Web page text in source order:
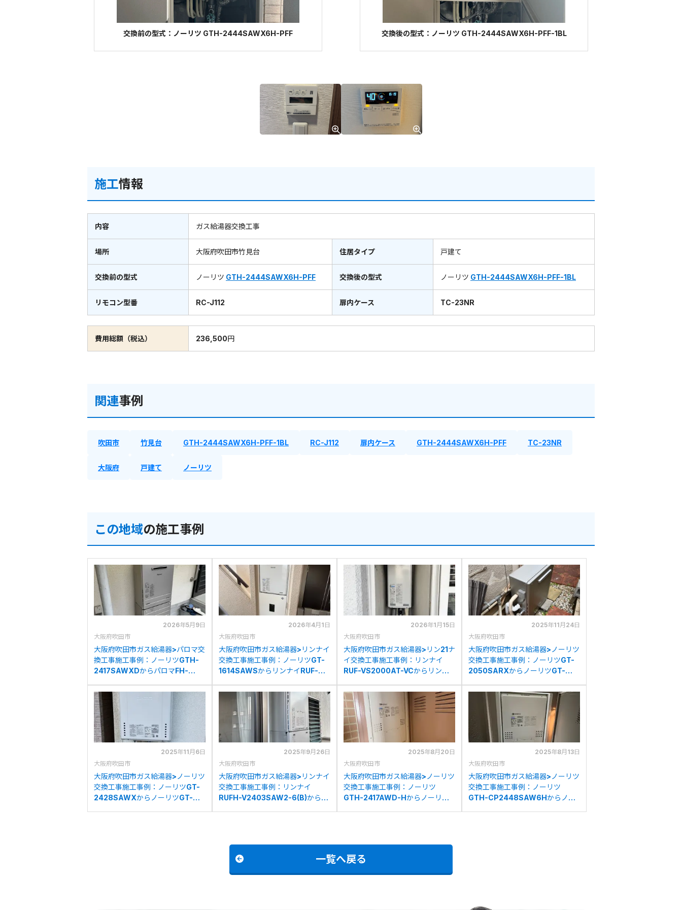
交換前の型式：ノーリツ GTH-2444SAWX6H-PFF 交換後の型式：ノーリツ GTH-2444SAWX6H-PFF-1BL
施工情報
内容 ガス給湯器交換工事
場所 大阪府吹田市竹見台 住居タイプ 戸建て
交換前の型式 ノーリツ GTH-2444SAWX6H-PFF 交換後の型式 ノーリツ GTH-2444SAWX6H-PFF-1BL
リモコン型番 RC-J112 扉内ケース TC-23NR
費用総額（税込） 236,500円
関連事例
吹田市 竹見台 GTH-2444SAWX6H-PFF-1BL RC-J112 扉内ケース GTH-2444SAWX6H-PFF TC-23NR
大阪府 戸建て ノーリツ
この地域の施工事例
2026年5月9日
大阪府吹田市
大阪府吹田市ガス給湯器>パロマ交
換工事施工事例：ノーリツGTH-
2417SAWXDからパロマFH-
2026年4月1日
大阪府吹田市
大阪府吹田市ガス給湯器>リンナイ
交換工事施工事例：ノーリツGT-
1614SAWSからリンナイRUF-
2026年1月15日
大阪府吹田市
大阪府吹田市ガス給湯器>リン21ナ
イ交換工事施工事例：リンナイ
RUF-VS2000AT-VCからリンナ
2025年11月24日
大阪府吹田市
大阪府吹田市ガス給湯器>ノーリツ
交換工事施工事例：ノーリツGT-
2050SARXからノーリツGT-
2025年11月6日
大阪府吹田市
大阪府吹田市ガス給湯器>ノーリツ
交換工事施工事例：ノーリツGT-
2428SAWXからノーリツGT-
2025年9月26日
大阪府吹田市
大阪府吹田市ガス給湯器>リンナイ
交換工事施工事例：リンナイ
RUFH-V2403SAW2-6(B)からリ
2025年8月20日
大阪府吹田市
大阪府吹田市ガス給湯器>ノーリツ
交換工事施工事例：ノーリツ
GTH-2417AWD-Hからノーリツ
2025年8月13日
大阪府吹田市
大阪府吹田市ガス給湯器>ノーリツ
交換工事施工事例：ノーリツ
GTH-CP2448SAW6Hからノー
一覧へ戻る